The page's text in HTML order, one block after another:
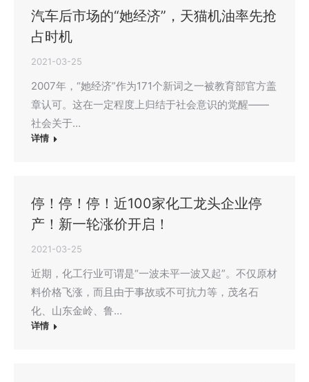
汽车后市场的“她经济”，天猫机油率先抢
占时机
2021-03-25
2007年，“她经济”作为171个新词之一被教育部官方盖
章认可。这在一定程度上归结于社会意识的觉醒——
社会关于…
详情
停！停！停！近100家化工龙头企业停
产！新一轮涨价开启！
2021-03-25
近期，化工行业可谓是“一波未平一波又起”。不仅原材
料价格飞涨，而且由于事故或不可抗力等，茂名石
化、山东金岭、鲁…
详情